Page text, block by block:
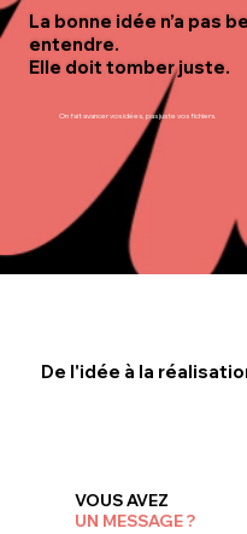
La bonne idée n’a pas
entendre.
Elle doit tomber juste.
On fait avancer vos idées,pas juste vos fichiers.
VOUS AVEZ
UN MESSAGE ?
De l'idée à la